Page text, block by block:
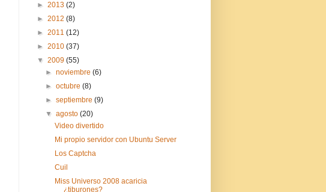
► 2013 (2)
► 2012 (8)
► 2011 (12)
► 2010 (37)
▼ 2009 (55)
►noviembre(6)
►octubre(8)
►septiembre(9)
▼agosto(20)
Video divertido
Mi propio servidor con Ubuntu Server
Los Captcha
Cuil
Miss Universo 2008 acaricia
¿tiburones?